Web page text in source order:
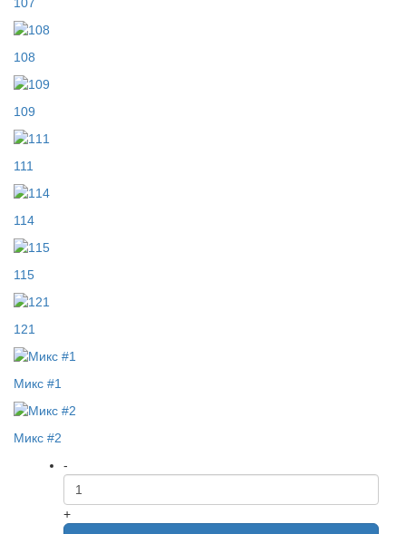
108
109
111
114
115
121
Микс #1
Микс #2
-
+